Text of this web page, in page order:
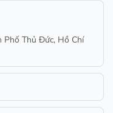
Phố Thủ Đức, Hồ Chí